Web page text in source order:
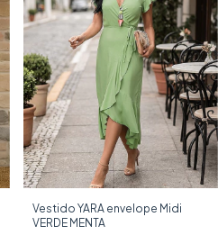
Vestido YARA envelope Midi
VERDE MENTA